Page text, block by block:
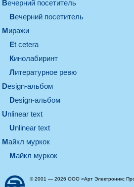
вечерний посетитель
вечерний посетитель
миражи
et cetera
кинолабиринт
литературное ревю
design-альбом
design-альбом
unlinear text
Unlinear text
майкл муркок
майкл муркок
© 2001 — 2026 ООО «Арт Электроникс